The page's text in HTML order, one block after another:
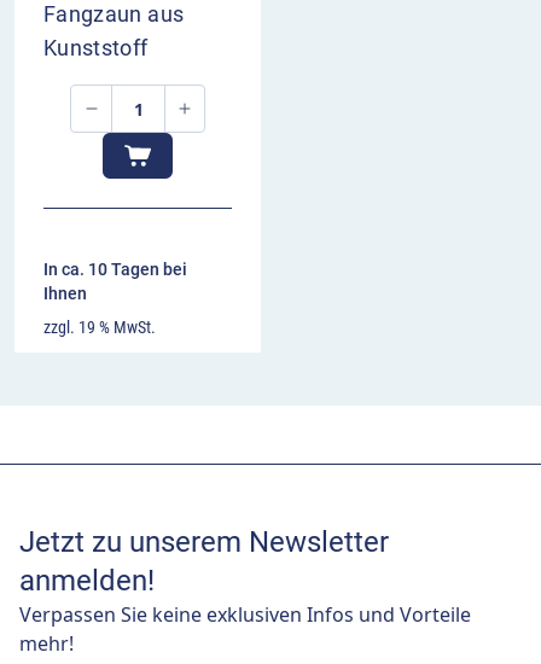
Fangzaun aus
Kunststoff
In ca. 10 Tagen bei
Ihnen
zzgl. 19 % MwSt.
Jetzt zu unserem Newsletter
anmelden!
Verpassen Sie keine exklusiven Infos und Vorteile
mehr!